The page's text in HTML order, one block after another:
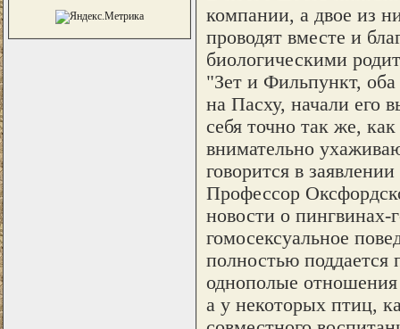
компании, а двое из
проводят вместе и
биологическими
"Зет и Фильпункт,
на Пасху, начали его
себя точно так же,
внимательно
говорится в
Профессор
новости о пингвинах-
гомосексуальное
полностью
однополые отношения
а у некоторых птиц,